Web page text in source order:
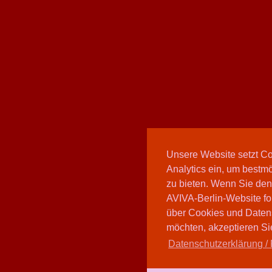
Unsere Website setzt
Analytics ein, um
zu bieten. Wenn Sie
AVIVA-Berlin-Website
über Cookies und
möchten, akzeptieren
Datenschutzerklärung /